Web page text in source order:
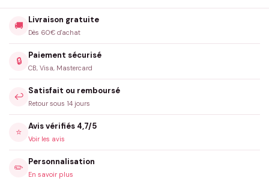
🚚
Livraison gratuite
Dès 60€ d'achat
🔒
Paiement sécurisé
CB, Visa, Mastercard
↩️
Satisfait ou remboursé
Retour sous 14 jours
⭐
Avis vérifiés 4,7/5
Voir les avis
✏️
Personnalisation
En savoir plus